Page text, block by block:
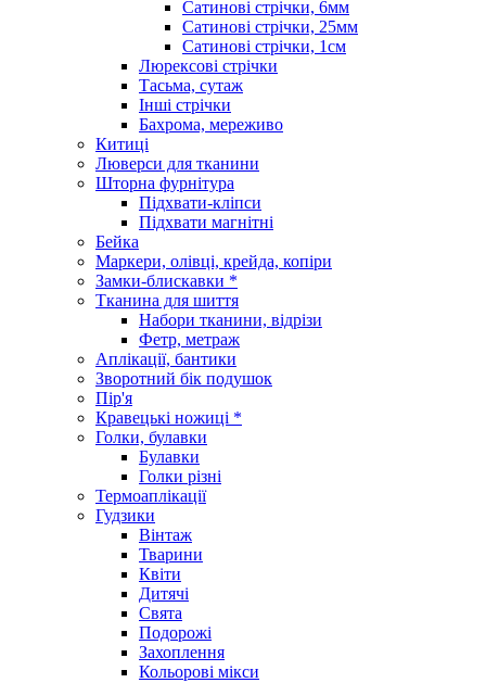
Сатинові стрічки, 6мм
Сатинові стрічки, 25мм
Сатинові стрічки, 1см
Люрексові стрічки
Тасьма, сутаж
Інші стрічки
Бахрома, мереживо
Китиці
Люверси для тканини
Шторна фурнітура
Підхвати-кліпси
Підхвати магнітні
Бейка
Маркери, олівці, крейда, копіри
Замки-блискавки *
Тканина для шиття
Набори тканини, відрізи
Фетр, метраж
Аплікації, бантики
Зворотний бік подушок
Пір'я
Кравецькі ножиці *
Голки, булавки
Булавки
Голки різні
Термоаплікації
Гудзики
Вінтаж
Тварини
Квіти
Дитячі
Свята
Подорожі
Захоплення
Кольорові мікси